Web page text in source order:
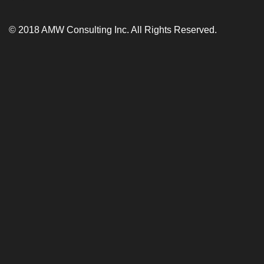
© 2018 AMW Consulting Inc. All Rights Reserved.